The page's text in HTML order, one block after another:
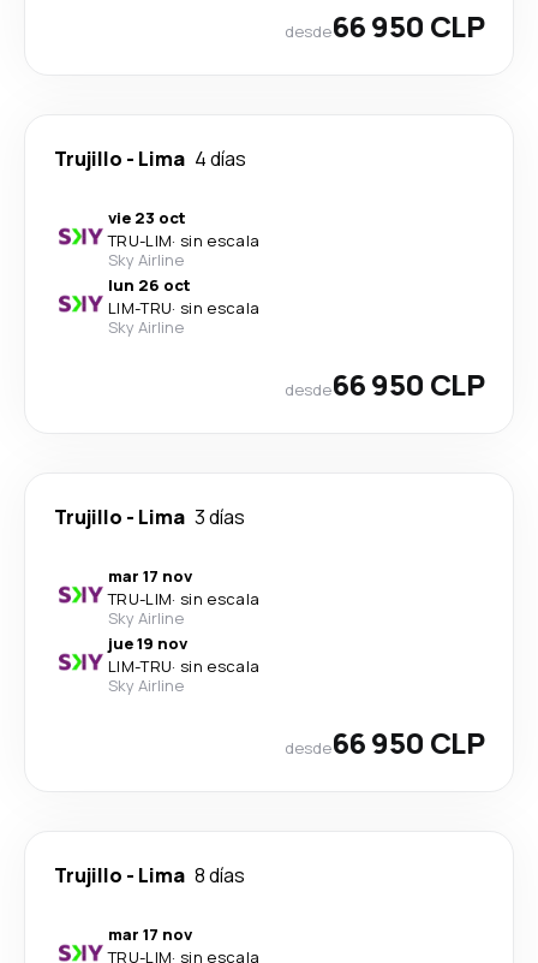
desde66 950 CLP
Trujillo - Lima 4 días
vie 23 oct
TRU-LIM· sin escala
Sky Airline
lun 26 oct
LIM-TRU· sin escala
Sky Airline
desde66 950 CLP
Trujillo - Lima 3 días
mar 17 nov
TRU-LIM· sin escala
Sky Airline
jue 19 nov
LIM-TRU· sin escala
Sky Airline
desde66 950 CLP
Trujillo - Lima 8 días
mar 17 nov
TRU-LIM· sin escala